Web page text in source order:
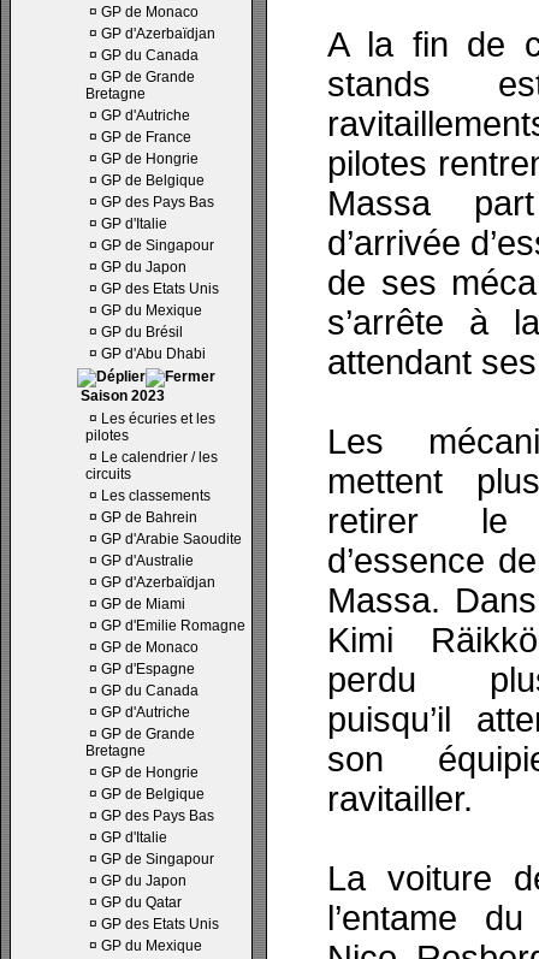
¤ GP de Monaco
¤ GP d'Azerbaïdjan
¤ GP du Canada
¤ GP de Grande
Bretagne
¤ GP d'Autriche
¤ GP de France
¤ GP de Hongrie
¤ GP de Belgique
¤ GP des Pays Bas
¤ GP d'Italie
¤ GP de Singapour
¤ GP du Japon
¤ GP des Etats Unis
¤ GP du Mexique
¤ GP du Brésil
¤ GP d'Abu Dhabi
Saison 2023
¤ Les écuries et les
pilotes
¤ Le calendrier / les
circuits
¤ Les classements
¤ GP de Bahrein
¤ GP d'Arabie Saoudite
¤ GP d'Australie
¤ GP d'Azerbaïdjan
¤ GP de Miami
¤ GP d'Emilie Romagne
¤ GP de Monaco
¤ GP d'Espagne
¤ GP du Canada
¤ GP d'Autriche
¤ GP de Grande
Bretagne
¤ GP de Hongrie
¤ GP de Belgique
¤ GP des Pays Bas
¤ GP d'Italie
¤ GP de Singapour
¤ GP du Japon
¤ GP du Qatar
¤ GP des Etats Unis
¤ GP du Mexique
A la fin de
stands
pilotes
Massa
d’arrivée
de ses
s’arrête à
attendant
Les
mettent
retirer le
d’essence
Massa.
Kimi
perdu
puisqu’il
son
ravitailler.
La voiture
l’entame